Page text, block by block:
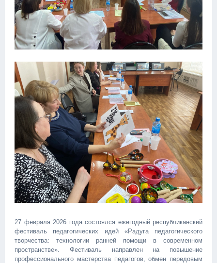
27 февраля 2026 года состоялся ежегодный республиканский
фестиваль педагогических идей «Радуга педагогического
творчества: технологии ранней помощи в современном
пространстве». Фестиваль направлен на повышение
профессионального мастерства педагогов, обмен передовым